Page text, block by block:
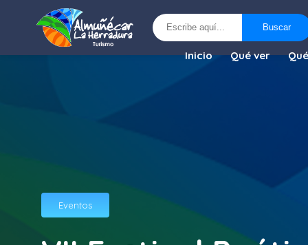
Buscar
Inicio Qué ver
Eventos